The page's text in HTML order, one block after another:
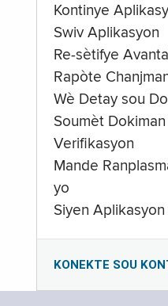
Kontinye
Swiv Aplikasyon
Re-sètifye
Rapòte
Wè Detay sou
Soumèt
Verifikasyon
Mande
yo
Siyen Aplikasyon
KONEKTE SOU